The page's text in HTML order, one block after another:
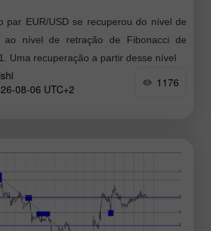
par EUR/USD se recuperou do nível de
ao nível de retração de Fibonacci de
Uma recuperação a partir desse nível
08-06 UTC+2
1176